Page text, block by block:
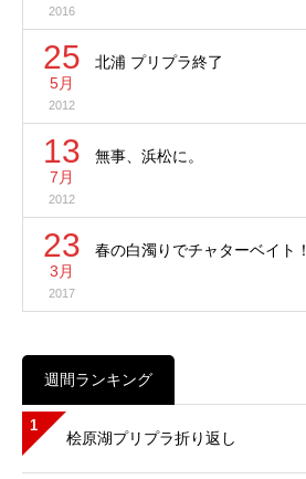
2016
25
5月
2012
北浦 プリプラ終了
13
7月
2012
無事、浜松に。
23
3月
2017
春の白濁りでチャターベイト！
週間ランキング
1
桧原湖プリプラ折り返し